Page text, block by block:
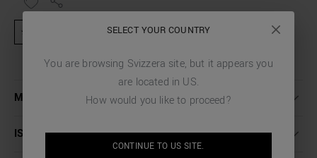
★ Prodotto escluso da attività promozionali e codici sconto
MAGGIORI DETTAGLI
ISTRUZIONI LAVAGGIO
SELECT YOUR COUNTRY
You are browsing Svizzera site, but it appears you
are located in US.
How would you like to proceed?
CONTINUE TO US SITE.